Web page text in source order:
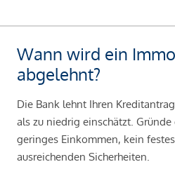
Wann wird ein
abgelehnt?
Die Bank lehnt Ihren
als zu niedrig einschätzt.
geringes Einkommen, kein
ausreichenden Sicherheiten.